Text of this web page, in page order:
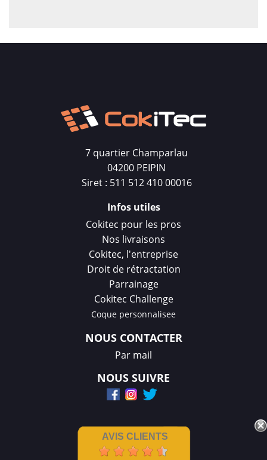
7 quartier Champarlau
04200 PEIPIN
Siret : 511 512 410 00016
Infos utiles
Cokitec pour les pros
Nos livraisons
Cokitec, l'entreprise
Droit de rétractation
Parrainage
Cokitec Challenge
Coque personnalisee
NOUS CONTACTER
Par mail
NOUS SUIVRE
AVIS CLIENTS